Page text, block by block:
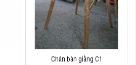
Chân bàn giằng C1